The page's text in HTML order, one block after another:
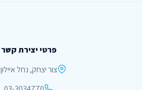
פרטי יצירת קשר
צור יצחק, נחל איילון 20